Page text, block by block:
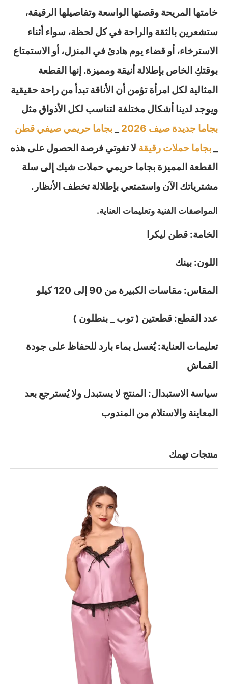
خامتها المريحة وقصتها الواسعة وتفاصيلها الرقيقة،
ستشعرين بالثقة والراحة في كل لحظة، سواء أثناء
الاسترخاء، أو قضاء يوم هادئ في المنزل، أو الاستمتاع
بوقتكِ الخاص بإطلالة أنيقة ومميزة. إنها القطعة
المثالية لكل امرأة تؤمن أن الأناقة تبدأ من راحة حقيقية
ويوجد لدينا أشكال مختلفة لتناسب لكل الأذواق مثل
بجاما جديدة صيف 2026
بجاما حريمي صيفي قطن
بجاما حملات رقيقة لا تفوتي فرصة الحصول على هذه
القطعة المميزة بجاما حريمي حملات شيك إلى سلة
مشترياتك الآن واستمتعي بإطلالة تخطف الأنظار.
المواصفات الفنية وتعليمات العناية.
الخامة: قطن ليكرا
اللون: بينك
المقاس: مقاسات الكبيرة من 90 إلى 120 كيلو
عدد القطع: قطعتين ( توب _ بنطلون )
تعليمات العناية: يُغسل بماء بارد للحفاظ على جودة
القماش
سياسة الاستبدال: المنتج لا يستبدل ولا يُسترجع بعد
المعاينة والاستلام من المندوب
منتجات تهمك